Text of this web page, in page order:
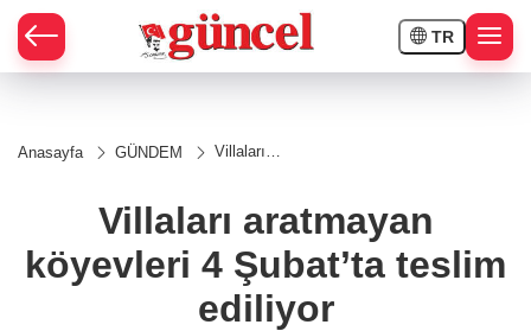
TR
Anasayfa GÜNDEM
Villaları
teslim
Villaları aratmayan
köyevleri 4 Şubat’ta teslim
ediliyor